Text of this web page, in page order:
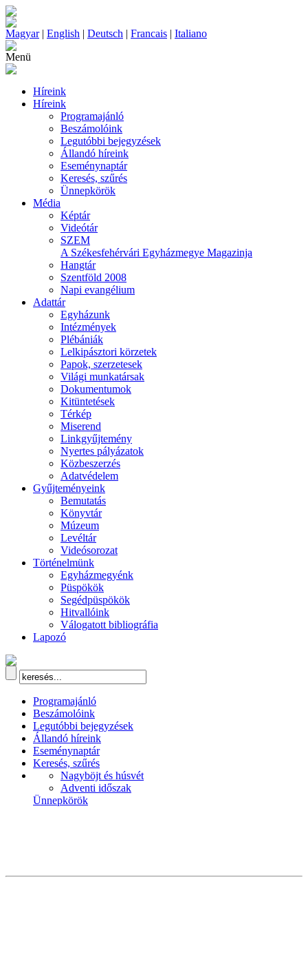
Magyar| English | Deutsch | Francais | Italiano
Menü
Híreink
Híreink
Programajánló
Beszámolóink
Legutóbbi bejegyzések
Állandó híreink
Eseménynaptár
Keresés, szűrés
Ünnepkörök
Média
Képtár
Videótár
SZEM
A Székesfehérvári Egyházmegye Magazinja
Hangtár
Szentföld 2008
Napi evangélium
Adattár
Egyházunk
Intézmények
Plébániák
Lelkipásztori körzetek
Papok, szerzetesek
Világi munkatársak
Dokumentumok
Kitüntetések
Térkép
Miserend
Linkgyűjtemény
Nyertes pályázatok
Közbeszerzés
Adatvédelem
Gyűjteményeink
Bemutatás
Könyvtár
Múzeum
Levéltár
Videósorozat
Történelmünk
Egyházmegyénk
Püspökök
Segédpüspökök
Hitvallóink
Válogatott bibliográfia
Lapozó
Programajánló
Beszámolóink
Legutóbbi bejegyzések
Állandó híreink
Eseménynaptár
Keresés, szűrés
Nagyböjt és húsvét
Adventi időszak
Ünnepkörök